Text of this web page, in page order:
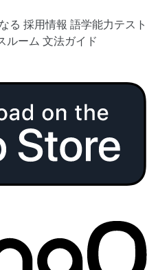
る 採用情報 語学能力テスト
ルーム 文法ガイド